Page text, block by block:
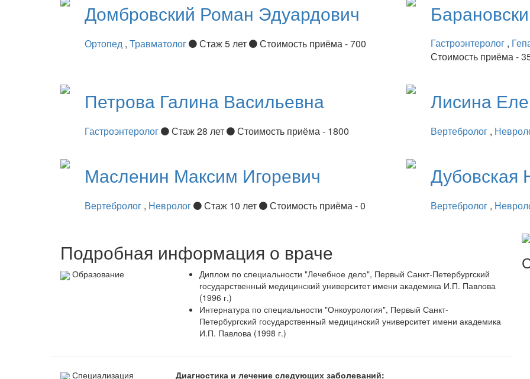
Домбровский Роман Эдуардович
Ортопед , Травматолог Стаж 5 лет Стоимость приёма - 700 Гастроэнтеролог ,
Стоимость приёма -
Петрова Галина Васильевна
Гастроэнтеролог Стаж 28 лет Стоимость приёма - 1800
Лисина
Вертебролог ,
Масленин Максим Игоревич
Вертебролог , Невролог Стаж 10 лет Стоимость приёма - 0
Дубовская
Вертебролог ,
Подробная информация о враче
Образование
Диплом по специальности "Лечебное дело", Первый Санкт-Петербургский
государственный медицинский университет имени академика И.П. Павлова
(1996 г.)
Интернатура по специальности "Онкоурология", Первый Санкт-
Петербургский государственный медицинский университет имени академика
И.П. Павлова (1998 г.)
Специализация
Диагностика и лечение следующих заболеваний: